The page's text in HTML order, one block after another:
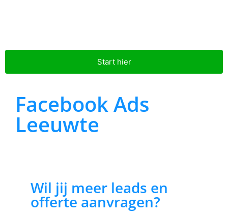
Start hier
Facebook Ads
Leeuwte
Wil jij meer leads en
offerte aanvragen?